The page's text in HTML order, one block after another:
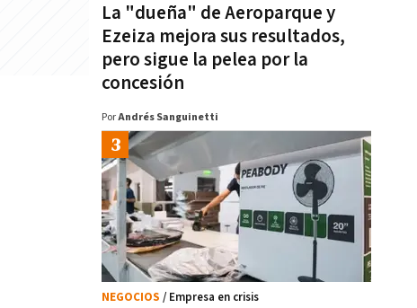
La "dueña" de Aeroparque y
Ezeiza mejora sus resultados,
pero sigue la pelea por la
concesión
PorAndrés Sanguinetti
NEGOCIOS / Empresa en crisis